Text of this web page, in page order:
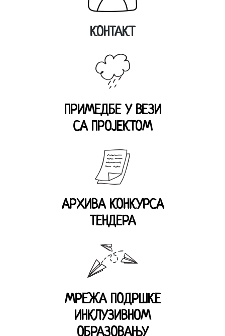
КОНТАКТ
ПРИМЕДБЕ У ВЕЗИ
СА ПРОЈЕКТОМ
АРХИВА КОНКУРСА
ТЕНДЕРА
МРЕЖА ПОДРШКЕ
ИНКЛУЗИВНОМ